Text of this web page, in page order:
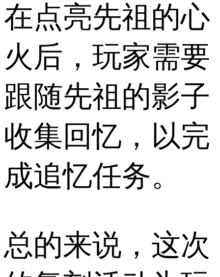
在点亮先祖的心
火后，玩家需要
跟随先祖的影子
收集回忆，以完
成追忆任务。
总的来说，这次